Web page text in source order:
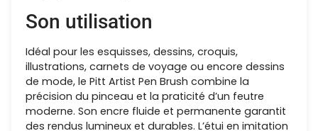
Son utilisation
Idéal pour les esquisses, dessins, croquis,
illustrations, carnets de voyage ou encore dessins
de mode, le Pitt Artist Pen Brush combine la
précision du pinceau et la praticité d’un feutre
moderne. Son encre fluide et permanente garantit
des rendus lumineux et durables. L’étui en imitation